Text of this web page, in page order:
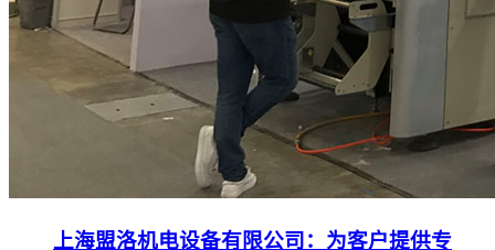
上海盟洛机电设备有限公司：为客户提供专